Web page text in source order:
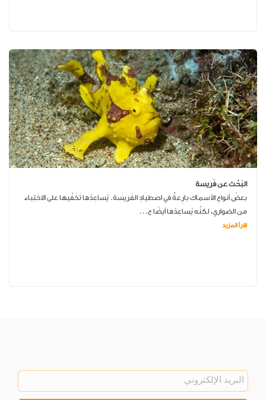
البَحْث عن فَريسة
بعضُ أنواعِ الأسماك بارِعةٌ في اصطيادِ الفَريسة. يُساعِدُها تَخَفّيها على الاختِباء
من الضواري، لكنّه يُساعِدُها أيضًا ع...
اقرأ المزيد